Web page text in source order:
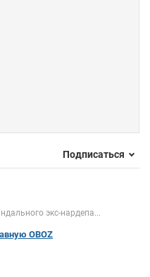
Подписаться
экс-нардепа...
OBOZ